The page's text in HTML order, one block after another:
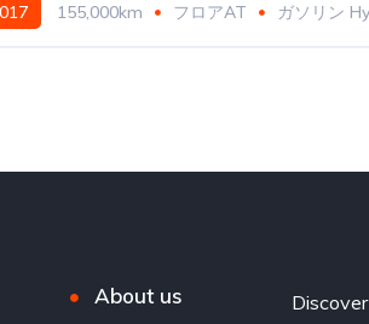
155,000km フロアAT ガソリン
About us